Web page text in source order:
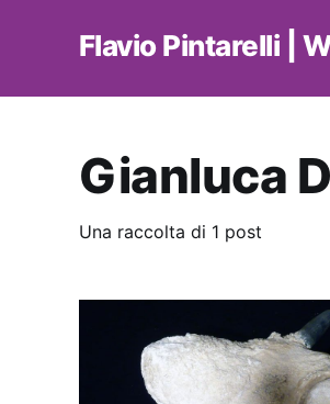
Flavio Pintarelli |
Gianluca
Una raccolta di 1 post